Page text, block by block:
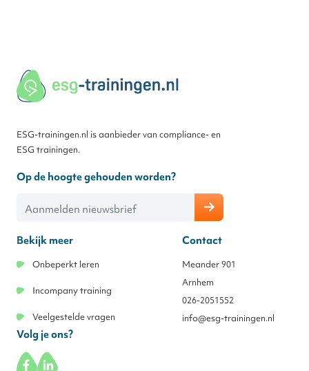
Bekijk meer
Onbeperkt leren
Incompany training
Veelgestelde vragen
Contact
Meander 901
Arnhem
026-2051552
info@esg-trainingen.nl
Volg je ons?
ESG-trainingen.nl is aanbieder van compliance- en
ESG trainingen.
Op de hoogte gehouden worden?